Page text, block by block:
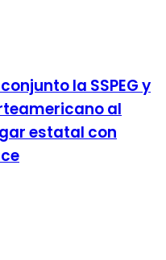
la SSPEG y
al
estatal con